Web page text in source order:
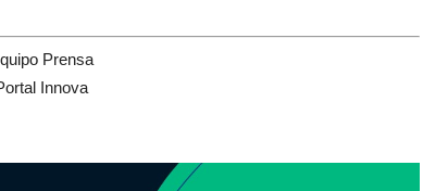
Prensa
Innova